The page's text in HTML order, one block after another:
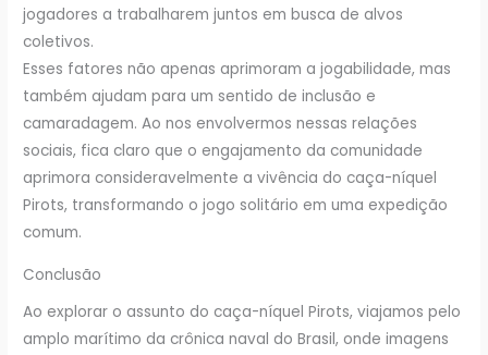
jogadores a trabalharem juntos em busca de alvos
coletivos.
Esses fatores não apenas aprimoram a jogabilidade, mas
também ajudam para um sentido de inclusão e
camaradagem. Ao nos envolvermos nessas relações
sociais, fica claro que o engajamento da comunidade
aprimora consideravelmente a vivência do caça-níquel
Pirots, transformando o jogo solitário em uma expedição
comum.
Conclusão
Ao explorar o assunto do caça-níquel Pirots, viajamos pelo
amplo marítimo da crônica naval do Brasil, onde imagens